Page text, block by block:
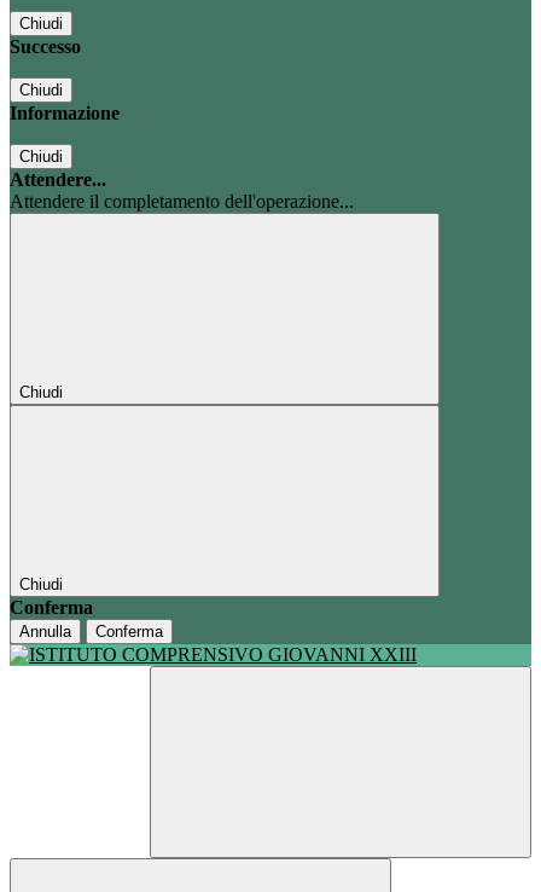
Chiudi
Successo
Chiudi
Informazione
Chiudi
Attendere...
Attendere il completamento dell'operazione...
Chiudi
Chiudi
Conferma
Annulla Conferma